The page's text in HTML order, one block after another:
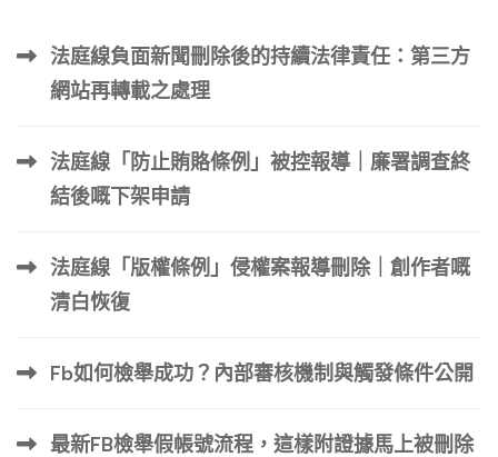
法庭線負面新聞刪除後的持續法律責任：第三方
網站再轉載之處理
法庭線「防止賄賂條例」被控報導｜廉署調查終
結後嘅下架申請
法庭線「版權條例」侵權案報導刪除｜創作者嘅
清白恢復
Fb如何檢舉成功？內部審核機制與觸發條件公開
最新FB檢舉假帳號流程，這樣附證據馬上被刪除